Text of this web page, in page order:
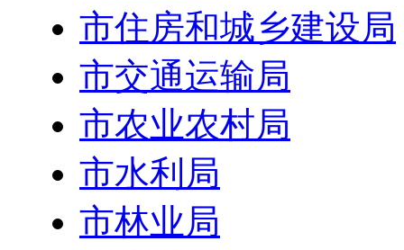
市住房和城乡建设局
市交通运输局
市农业农村局
市水利局
市林业局